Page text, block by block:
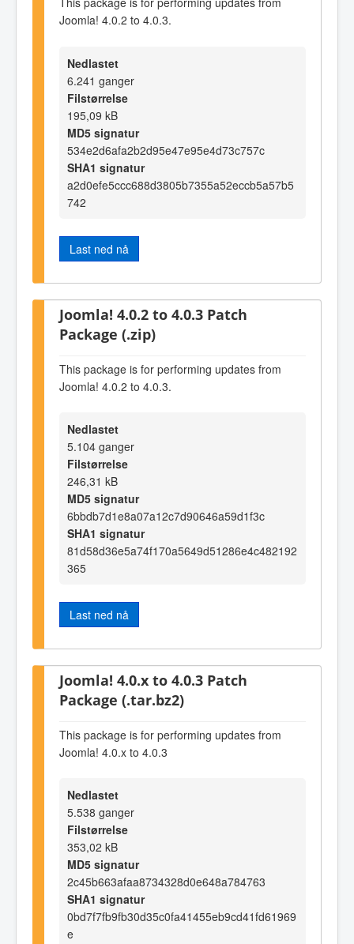
Joomla! 4.0.2 to 4.0.3.
Nedlastet
6.241 ganger
Filstørrelse
195,09 kB
MD5 signatur
534e2d6afa2b2d95e47e95e4d73c757c
SHA1 signatur
a2d0efe5ccc688d3805b7355a52eccb5a57b5
742
Last ned nå
Joomla! 4.0.2 to 4.0.3 Patch
Package (.zip)
This package is for performing updates from
Joomla! 4.0.2 to 4.0.3.
Nedlastet
5.104 ganger
Filstørrelse
246,31 kB
MD5 signatur
6bbdb7d1e8a07a12c7d90646a59d1f3c
SHA1 signatur
81d58d36e5a74f170a5649d51286e4c482192
365
Last ned nå
Joomla! 4.0.x to 4.0.3 Patch
Package (.tar.bz2)
This package is for performing updates from
Joomla! 4.0.x to 4.0.3
Nedlastet
5.538 ganger
Filstørrelse
353,02 kB
MD5 signatur
2c45b663afaa8734328d0e648a784763
SHA1 signatur
0bd7f7fb9fb30d35c0fa41455eb9cd41fd61969
e